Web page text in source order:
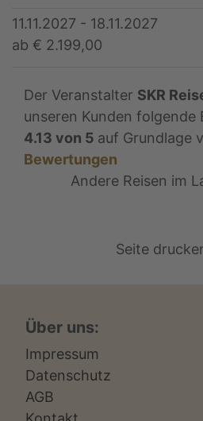
11.11.2027 - 18.11.2027
ab € 2.199,00
Der Veranstalter SKR
unseren Kunden folgende
4.13 von 5 auf Grundlage
Bewertungen
Andere Reisen im
Seite
Über uns:
Impressum
Datenschutz
AGB